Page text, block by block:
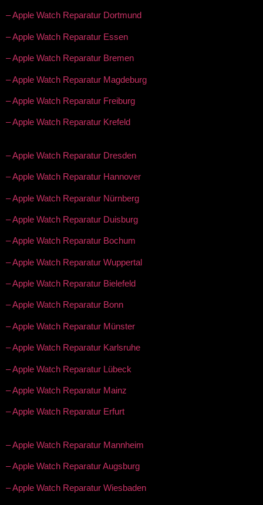
– Apple Watch Reparatur Dortmund
– Apple Watch Reparatur Essen
– Apple Watch Reparatur Bremen
– Apple Watch Reparatur Magdeburg
– Apple Watch Reparatur Freiburg
– Apple Watch Reparatur Krefeld
– Apple Watch Reparatur Dresden
– Apple Watch Reparatur Hannover
– Apple Watch Reparatur Nürnberg
– Apple Watch Reparatur Duisburg
– Apple Watch Reparatur Bochum
– Apple Watch Reparatur Wuppertal
– Apple Watch Reparatur Bielefeld
– Apple Watch Reparatur Bonn
– Apple Watch Reparatur Münster
– Apple Watch Reparatur Karlsruhe
– Apple Watch Reparatur Lübeck
– Apple Watch Reparatur Mainz
– Apple Watch Reparatur Erfurt
– Apple Watch Reparatur Mannheim
– Apple Watch Reparatur Augsburg
– Apple Watch Reparatur Wiesbaden